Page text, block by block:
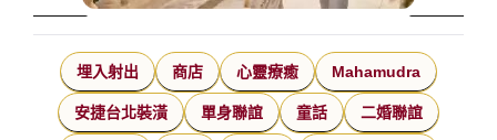
埋入射出 商店 心靈療癒 Mahamudra
安捷台北裝潢 單身聯誼 童話 二婚聯誼